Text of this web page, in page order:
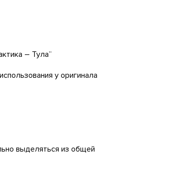
– Тула”
у оригинала
выделяться из общей